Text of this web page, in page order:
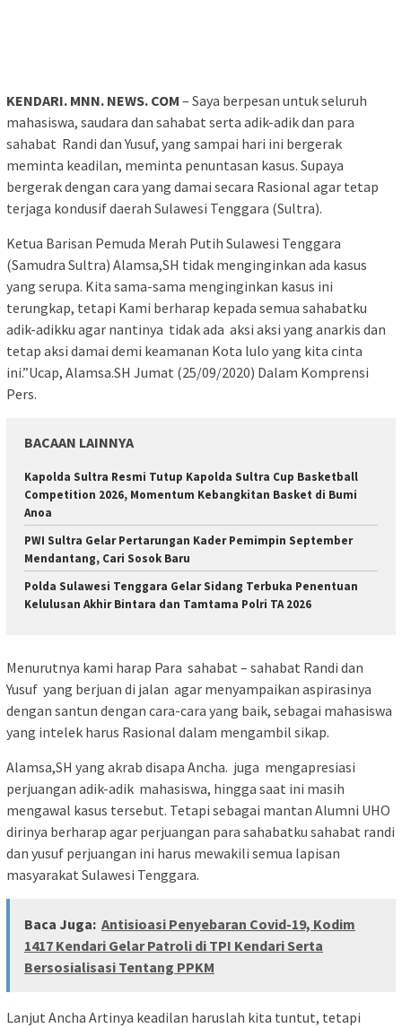
KENDARI. MNN. NEWS. COM – Saya berpesan untuk seluruh
mahasiswa, saudara dan sahabat serta adik-adik dan para
sahabat Randi dan Yusuf, yang sampai hari ini bergerak
meminta keadilan, meminta penuntasan kasus. Supaya
bergerak dengan cara yang damai secara Rasional agar tetap
terjaga kondusif daerah Sulawesi Tenggara (Sultra).
Ketua Barisan Pemuda Merah Putih Sulawesi Tenggara
(Samudra Sultra) Alamsa,SH tidak menginginkan ada kasus
yang serupa. Kita sama-sama menginginkan kasus ini
terungkap, tetapi Kami berharap kepada semua sahabatku
adik-adikku agar nantinya tidak ada aksi aksi yang anarkis dan
tetap aksi damai demi keamanan Kota lulo yang kita cinta
ini.”Ucap, Alamsa.SH Jumat (25/09/2020) Dalam Komprensi
Pers.
BACAAN LAINNYA
Kapolda Sultra Resmi Tutup Kapolda Sultra Cup Basketball
Competition 2026, Momentum Kebangkitan Basket di Bumi
Anoa
PWI Sultra Gelar Pertarungan Kader Pemimpin September
Mendantang, Cari Sosok Baru
Polda Sulawesi Tenggara Gelar Sidang Terbuka Penentuan
Kelulusan Akhir Bintara dan Tamtama Polri TA 2026
Menurutnya kami harap Para sahabat – sahabat Randi dan
Yusuf yang berjuan di jalan agar menyampaikan aspirasinya
dengan santun dengan cara-cara yang baik, sebagai mahasiswa
yang intelek harus Rasional dalam mengambil sikap.
Alamsa,SH yang akrab disapa Ancha. juga mengapresiasi
perjuangan adik-adik mahasiswa, hingga saat ini masih
mengawal kasus tersebut. Tetapi sebagai mantan Alumni UHO
dirinya berharap agar perjuangan para sahabatku sahabat randi
dan yusuf perjuangan ini harus mewakili semua lapisan
masyarakat Sulawesi Tenggara.
Baca Juga: Antisioasi Penyebaran Covid-19, Kodim
1417 Kendari Gelar Patroli di TPI Kendari Serta
Bersosialisasi Tentang PPKM
Lanjut Ancha Artinya keadilan haruslah kita tuntut, tetapi